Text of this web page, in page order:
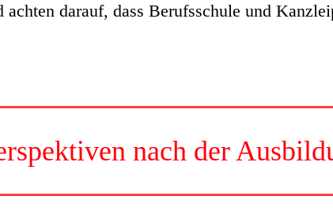
darauf, dass Berufsschule und
nach der